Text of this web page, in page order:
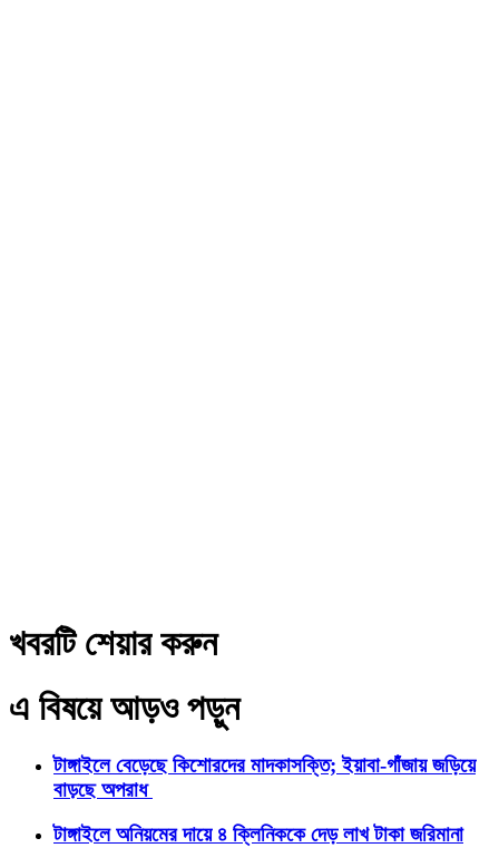
খবরটি শেয়ার করুন
এ বিষয়ে আড়ও পড়ুন
টাঙ্গাইলে বেড়েছে কিশোরদের মাদকাসক্তি; ইয়াবা-গাঁজায় জড়িয়ে
বাড়ছে অপরাধ
টাঙ্গাইলে অনিয়মের দায়ে ৪ ক্লিনিককে দেড় লাখ টাকা জরিমানা